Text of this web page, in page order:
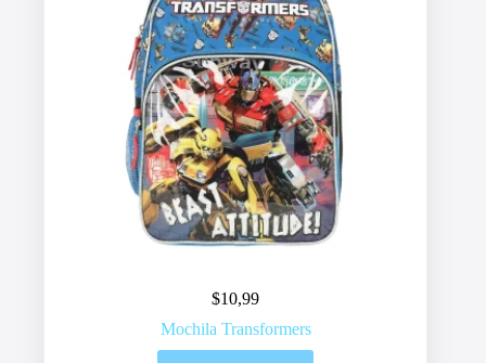
$10,99
Mochila Transformers